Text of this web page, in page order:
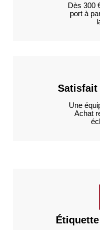
Dès 300
port à
Satisfait
Une
Achat